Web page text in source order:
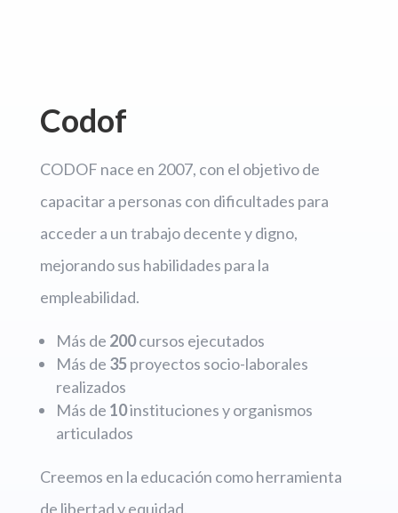
Codof
CODOF nace en 2007, con el objetivo de
capacitar a personas con dificultades para
acceder a un trabajo decente y digno,
mejorando sus habilidades para la
empleabilidad.
Más de 200cursos ejecutados
Más de 35proyectos socio-laborales
realizados
Más de 10instituciones y organismos
articulados
Creemos en la educación como herramienta
de libertad y equidad.